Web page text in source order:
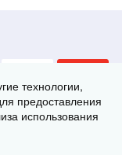
2019-2026
технологии,
предоставления
использования